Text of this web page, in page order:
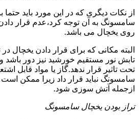
از نکات دیگری که در این مورد باید
سامسونگ به آن توجه کرد،عدم قرار
روی یخچال می باشد.
البته مکانی که برای قرار دادن یخچال
تابش نور مستقیم خورشید نیز دور باشد و
تحت تاثیر قرار ندهد.گاز یا مواد قابل
سامسونگ نباید قرار داد زیرا ممکن
ازجمله آتش سوزی شود.
تراز بودن یخچال سامسونگ